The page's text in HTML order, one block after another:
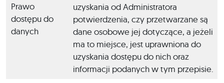
Prawo
dostępu do
danych
uzyskania od Administratora
potwierdzenia, czy przetwarzane są
dane osobowe jej dotyczące, a jeżeli
ma to miejsce, jest uprawniona do
uzyskania dostępu do nich oraz
informacji podanych w tym przepisie.